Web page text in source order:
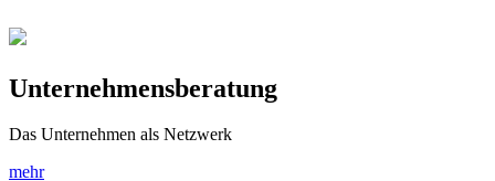
Unternehmensberatung
Das Unternehmen als Netzwerk
mehr